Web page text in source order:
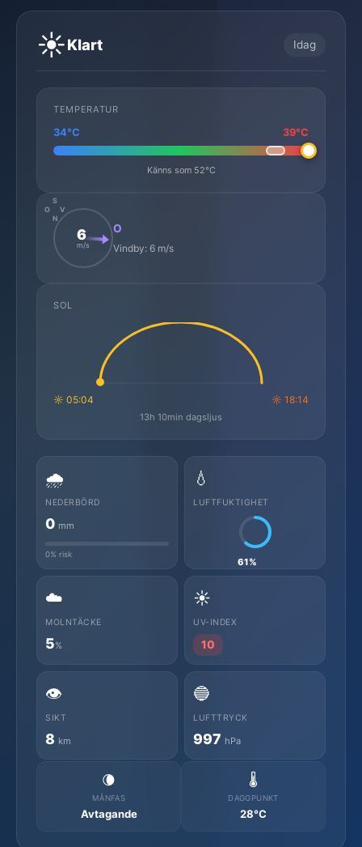
☀️Klart Idag
TEMPERATUR
34°C 39°C
Känns som 52°C
N
S
O
V
6
m/s
O
Vindby: 6 m/s
SOL
☼ 05:04 ☼ 18:14
13h 10min dagsljus
🌧️
NEDERBÖRD
0 mm
0% risk
💧
LUFTFUKTIGHET
61%
☁️
MOLNTÄCKE
5%
☀️
UV-INDEX
10
👁️
SIKT
8 km
🔵
LUFTTRYCK
997 hPa
🌘
MÅNFAS
Avtagande
🌡️
DAGGPUNKT
28°C